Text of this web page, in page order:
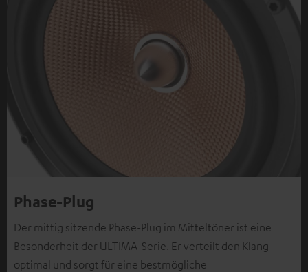
Phase-Plug
Der mittig sitzende Phase-Plug im Mitteltöner ist eine
Besonderheit der ULTIMA-Serie. Er verteilt den Klang
optimal und sorgt für eine bestmögliche